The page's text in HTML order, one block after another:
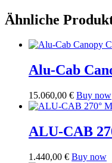
Ähnliche
Alu-Cab
15.060,00 € Buy now
ALU-CAB
1.440,00 € Buy now